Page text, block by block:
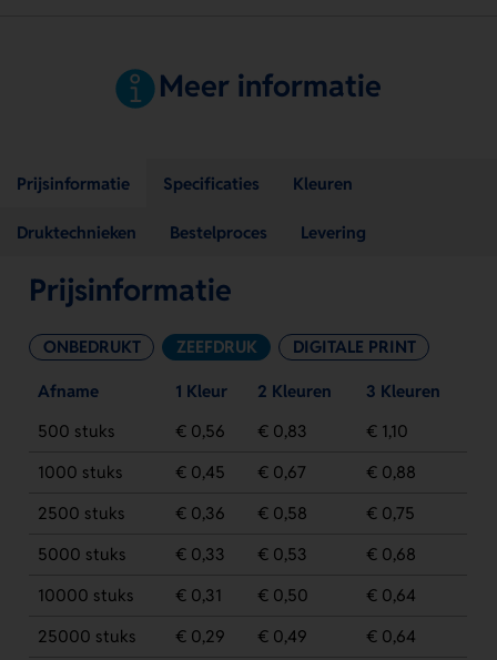
Meer informatie
Prijsinformatie Specificaties Kleuren
Druktechnieken Bestelproces Levering
Prijsinformatie
ONBEDRUKT ZEEFDRUK DIGITALE PRINT
Afname 1 Kleur 2 Kleuren
3 Kleuren
500 stuks
€ 0,56 € 0,83
€ 1,10
1000 stuks
€ 0,45 € 0,67
€ 0,88
2500 stuks
€ 0,36 € 0,58
€ 0,75
5000 stuks
€ 0,33 € 0,53
€ 0,68
10000 stuks
€ 0,31 € 0,50
€ 0,64
25000 stuks
€ 0,29 € 0,49 € 0,64